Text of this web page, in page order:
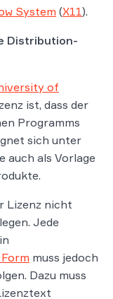
System (X11).
Distribution-
of
ist, dass der
Programms
sich unter
auch als Vorlage
Lizenz nicht
Jede
muss jedoch
Dazu muss